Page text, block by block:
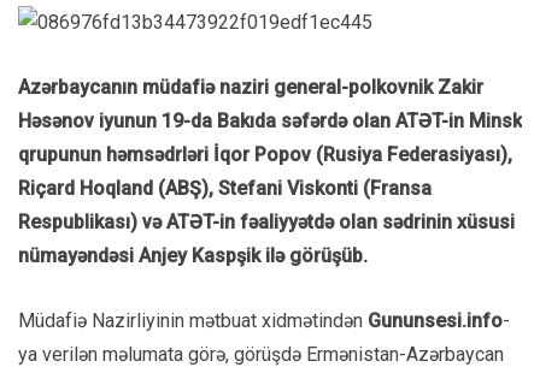
Azərbaycanın müdafiə naziri general-polkovnik Zakir
Həsənov iyunun 19-da Bakıda səfərdə olan ATƏT-in Minsk
qrupunun həmsədrləri İqor Popov (Rusiya Federasiyası),
Riçard Hoqland (ABŞ), Stefani Viskonti (Fransa
Respublikası) və ATƏT-in fəaliyyətdə olan sədrinin xüsusi
nümayəndəsi Anjey Kaspşik ilə görüşüb.
Müdafiə Nazirliyinin mətbuat xidmətindən Gununsesi.info-
ya verilən məlumata görə, görüşdə Ermənistan-Azərbaycan